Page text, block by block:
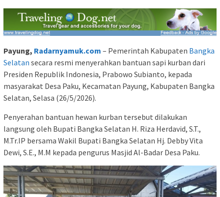
Payung, Radarnyamuk.com – Pemerintah Kabupaten Bangka
Selatan secara resmi menyerahkan bantuan sapi kurban dari
Presiden Republik Indonesia, Prabowo Subianto, kepada
masyarakat Desa Paku, Kecamatan Payung, Kabupaten Bangka
Selatan, Selasa (26/5/2026).
Penyerahan bantuan hewan kurban tersebut dilakukan
langsung oleh Bupati Bangka Selatan H. Riza Herdavid, S.T.,
M.Tr.IP bersama Wakil Bupati Bangka Selatan Hj. Debby Vita
Dewi, S.E., M.M kepada pengurus Masjid Al-Badar Desa Paku.